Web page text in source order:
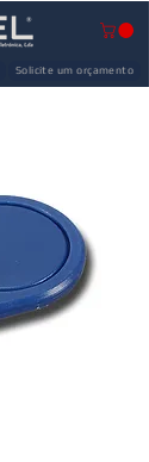
Solicite um orçamento